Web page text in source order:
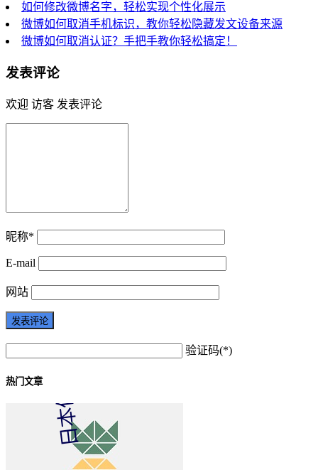
如何修改微博名字，轻松实现个性化展示
微博如何取消手机标识，教你轻松隐藏发文设备来源
微博如何取消认证？手把手教你轻松搞定！
发表评论
欢迎 访客 发表评论
昵称*
E-mail
网站
验证码(*)
热门文章